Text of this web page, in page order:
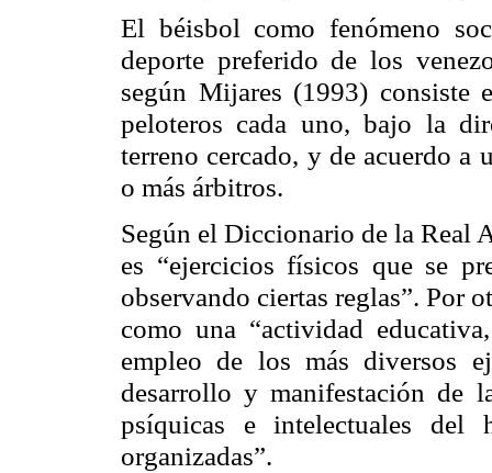
El béisbol como fenómeno
deporte preferido de los
según Mijares (1993) consiste
peloteros cada uno, bajo la
terreno cercado, y de acuerdo
o más árbitros.
Según el Diccionario de la Real
es “ejercicios físicos que se
observando ciertas reglas”. Por
como una “actividad
empleo de los más diversos
desarrollo y manifestación de
psíquicas e intelectuales del
organizadas”.